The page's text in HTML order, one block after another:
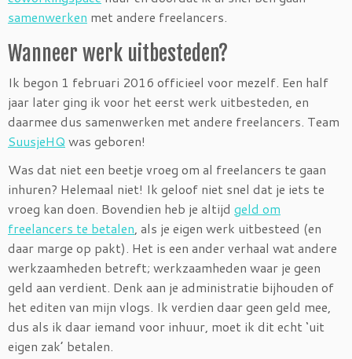
samenwerken met andere freelancers.
Wanneer werk uitbesteden?
Ik begon 1 februari 2016 officieel voor mezelf. Een half
jaar later ging ik voor het eerst werk uitbesteden, en
daarmee dus samenwerken met andere freelancers. Team
SuusjeHQ was geboren!
Was dat niet een beetje vroeg om al freelancers te gaan
inhuren? Helemaal niet! Ik geloof niet snel dat je iets te
vroeg kan doen. Bovendien heb je altijd geld om
freelancers te betalen, als je eigen werk uitbesteed (en
daar marge op pakt). Het is een ander verhaal wat andere
werkzaamheden betreft; werkzaamheden waar je geen
geld aan verdient. Denk aan je administratie bijhouden of
het editen van mijn vlogs. Ik verdien daar geen geld mee,
dus als ik daar iemand voor inhuur, moet ik dit echt ‘uit
eigen zak’ betalen.